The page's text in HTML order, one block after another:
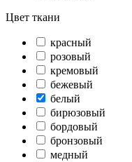
Цвет ткани
красный
розовый
кремовый
бежевый
белый
бирюзовый
бордовый
бронзовый
медный